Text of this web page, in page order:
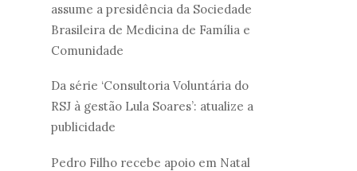
assume a presidência da Sociedade
Brasileira de Medicina de Família e
Comunidade
Da série ‘Consultoria Voluntária do
RSJ à gestão Lula Soares’: atualize a
publicidade
Pedro Filho recebe apoio em Natal